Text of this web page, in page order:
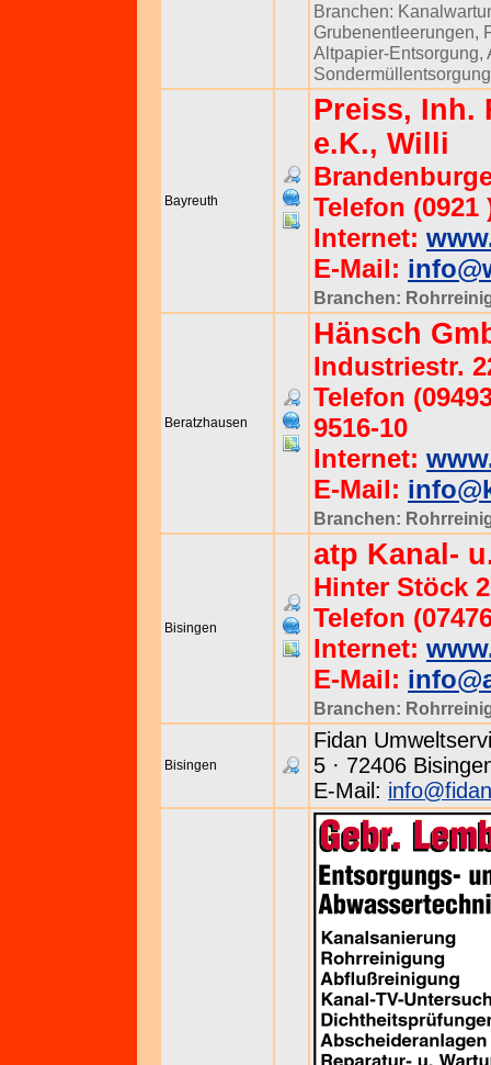
Branchen:
Grubenentleerungen,
Altpapier-Entsorgung,
Sondermüllentsorgung
Bayreuth
Preiss, Inh.
e.K., Willi
Telefon (0921
Internet:
E-Mail:
Branchen:
Beratzhausen
Hänsch
Industriestr.
Telefon
9516-10
Internet:
E-Mail:
Branchen:
Bisingen
atp Kanal-
Hinter Stöck
Telefon
Internet:
E-Mail:
Branchen:
Bisingen
Fidan
5 · 72406
E-Mail: